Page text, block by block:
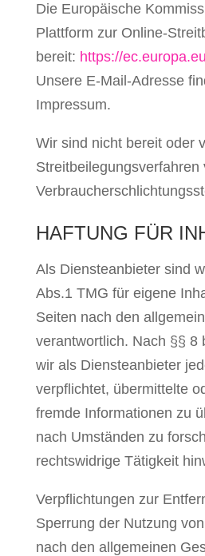
Die Europäische
Plattform zur Online-
bereit: https://
Unsere E-Mail-Adresse
Impressum.
Wir sind nicht bereit oder
Streitbeilegungsverfahren
HAFTUNG FÜR
Als Diensteanbieter sind
Abs.1 TMG für eigene
Seiten nach den
verantwortlich. Nach §§ 8
wir als Diensteanbieter
verpflichtet, übermittelte
fremde Informationen zu
nach Umständen zu
rechtswidrige Tätigkeit
Verpflichtungen zur
Sperrung der Nutzung
nach den allgemeinen